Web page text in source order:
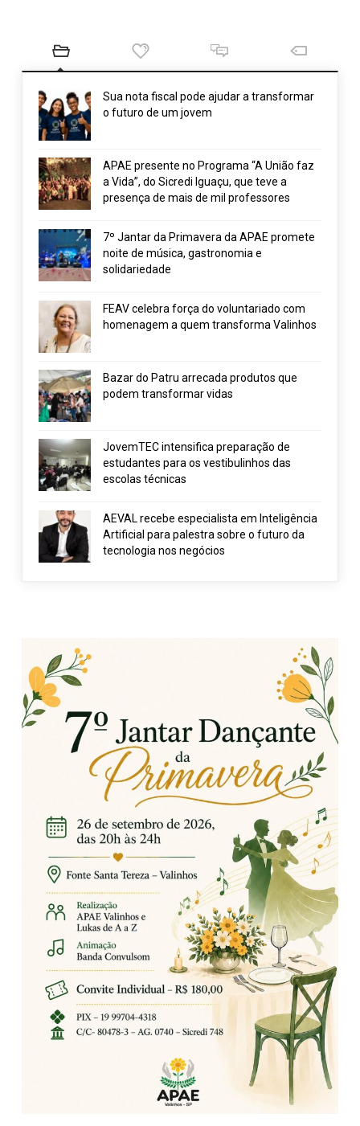
Sua nota fiscal pode ajudar a transformar
o futuro de um jovem
APAE presente no Programa “A União faz
a Vida”, do Sicredi Iguaçu, que teve a
presença de mais de mil professores
7º Jantar da Primavera da APAE promete
noite de música, gastronomia e
solidariedade
FEAV celebra força do voluntariado com
homenagem a quem transforma Valinhos
Bazar do Patru arrecada produtos que
podem transformar vidas
JovemTEC intensifica preparação de
estudantes para os vestibulinhos das
escolas técnicas
AEVAL recebe especialista em Inteligência
Artificial para palestra sobre o futuro da
tecnologia nos negócios